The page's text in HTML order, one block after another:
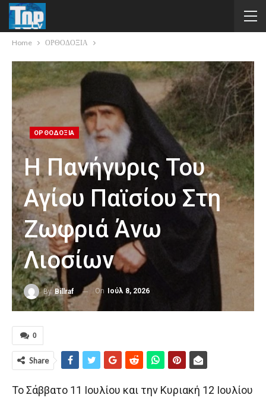
Home ΟΡΘΟΔΟΞΙΑ
ΟΡΘΟΔΟΞΙΑ
Η Πανήγυρις Του
Αγίου Παϊσίου Στη
Ζωφριά Άνω
Λιοσίων
By Billraf On Ιούλ 8, 2026
0
Share
Το Σάββατο 11 Ιουλίου και την Κυριακή 12 Ιουλίου